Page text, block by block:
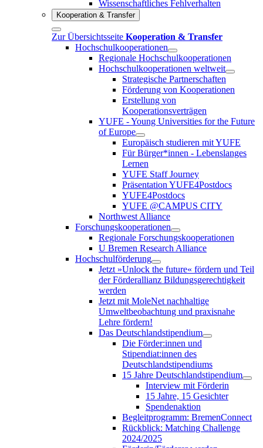
Wissenschaftliches Fehlverhalten
Kooperation & Transfer
Zur Übersichtsseite Kooperation & Transfer
Hochschulkooperationen
Regionale Hochschulkooperationen
Hochschulkooperationen weltweit
Strategische Partnerschaften
Förderung von Kooperationen
Erstellung von
Kooperationsverträgen
YUFE - Young Universities for the Future
of Europe
Europäisch studieren mit YUFE
Für Bürger*innen - Lebenslanges
Lernen
YUFE Staff Journey
Präsentation YUFE4Postdocs
YUFE4Postdocs
YUFE @CAMPUS CITY
Northwest Alliance
Forschungskooperationen
Regionale Forschungskooperationen
U Bremen Research Alliance
Hochschulförderung
Jetzt »Unlock the future« fördern und Teil
der Förderallianz Bildungsgerechtigkeit
werden
Jetzt mit MoleNet nachhaltige
Umweltbeobachtung und praxisnahe
Lehre fördern!
Das Deutschlandstipendium
Die Förder:innen und
Stipendiat:innen des
Deutschlandstipendiums
15 Jahre Deutschlandstipendium
Interview mit Förderin
15 Jahre, 15 Gesichter
Spendenaktion
Begleitprogramm: BremenConnect
Rückblick: Matching Challenge
2024/2025